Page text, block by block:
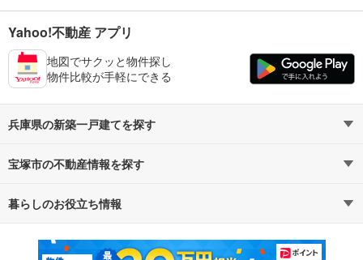
Yahoo!不動産 アプリ
地図でサクッと物件探し
物件比較が手軽にできる
兵庫県の新築一戸建てを探す
路線・駅から探す
通勤・通学時間から探す
宝塚市の不動産情報を探す
不動産・住宅
新築マンション 中古マンション
暮らしのお役立ち情報
マンションカタログ 教えて！住まいの先生